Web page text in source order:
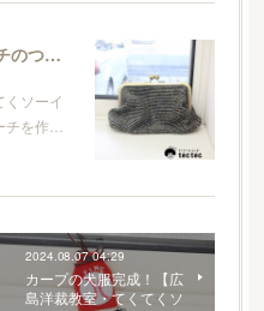
簡単？難しい？！がま口ポーチのつくり方【広島洋裁教室・てくてくソーイング】
くソーイ
を作…
2024.08.07 04:29
カープの犬服完成！【広
島洋裁教室・てくてくソ